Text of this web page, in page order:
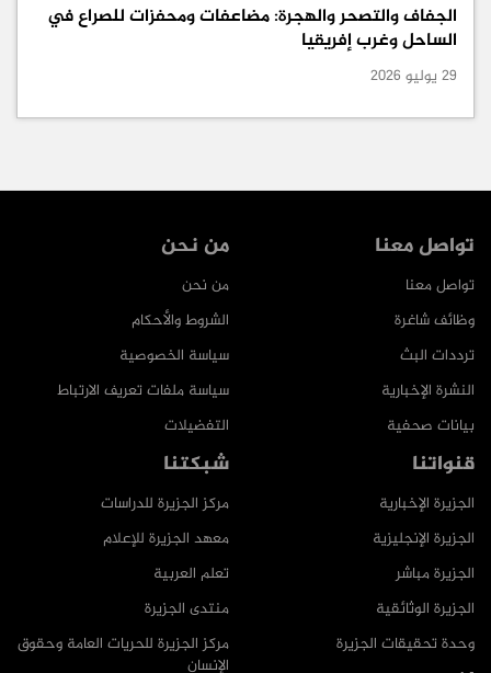
الجفاف والتصحر والهجرة: مضاعفات ومحفزات للصراع في
الساحل وغرب إفريقيا
29 يوليو 2026
من نحن
من نحن
الشروط والأحكام
سياسة الخصوصية
سياسة ملفات تعريف الارتباط
التفضيلات
تواصل معنا
تواصل معنا
وظائف شاغرة
ترددات البث
النشرة الإخبارية
بيانات صحفية
شبكتنا
مركز الجزيرة للدراسات
معهد الجزيرة للإعلام
تعلم العربية
منتدى الجزيرة
مركز الجزيرة للحريات العامة وحقوق
الإنسان
قنواتنا
الجزيرة الإخبارية
الجزيرة الإنجليزية
الجزيرة مباشر
الجزيرة الوثائقية
وحدة تحقيقات الجزيرة